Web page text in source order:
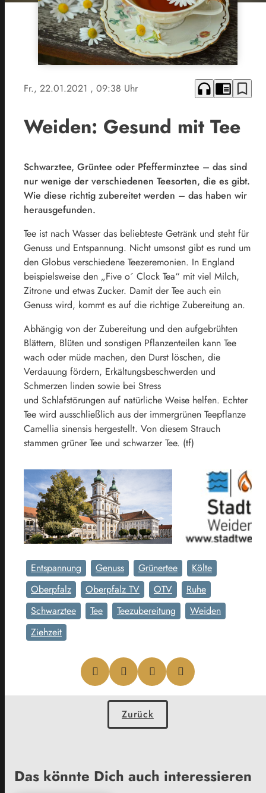
Fr., 22.01.2021 , 09:38 Uhr headphones chrome_reader_mode bookmark_border
Weiden: Gesund mit Tee
Schwarztee, Grüntee oder Pfefferminztee – das sind
nur wenige der verschiedenen Teesorten, die es gibt.
Wie diese richtig zubereitet werden – das haben wir
herausgefunden.
Tee ist nach Wasser das beliebteste Getränk und steht für
Genuss und Entspannung. Nicht umsonst gibt es rund um
den Globus verschiedene Teezeremonien. In England
beispielsweise den „Five o´ Clock Tea“ mit viel Milch,
Zitrone und etwas Zucker. Damit der Tee auch ein
Genuss wird, kommt es auf die richtige Zubereitung an.
Abhängig von der Zubereitung und den aufgebrühten
Blättern, Blüten und sonstigen Pflanzenteilen kann Tee
wach oder müde machen, den Durst löschen, die
Verdauung fördern, Erkältungsbeschwerden und
Schmerzen linden sowie bei Stress
und Schlafstörungen auf natürliche Weise helfen. Echter
Tee wird ausschließlich aus der immergrünen Teepflanze
Camellia sinensis hergestellt. Von diesem Strauch
stammen grüner Tee und schwarzer Tee. (tf)
Entspannung Genuss Grünertee
Költe
Oberpfalz
Oberpfalz TV OTV
Ruhe
Schwarztee
Tee Teezubereitung
Weiden
Ziehzeit
Zurück
Das könnte Dich auch interessieren